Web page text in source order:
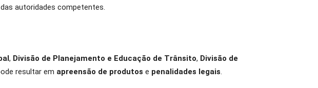
autoridades competentes.
, Divisão de Planejamento e Educação de Trânsito, Divisão de
resultar em apreensão de produtos e penalidades legais.